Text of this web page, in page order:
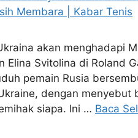
akan menghadapi
Elina Svitolina di Roland
pemain Rusia
dengan
siapa. Ini … Baca